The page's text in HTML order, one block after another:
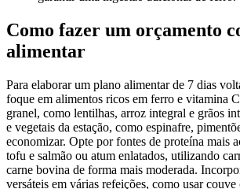
Como fazer um orçamento
alimentar
Para elaborar um plano alimentar de 7 dias
foque em alimentos ricos em ferro e vitamina
granel, como lentilhas, arroz integral e grãos
e vegetais da estação, como espinafre,
economizar. Opte por fontes de proteína mais
tofu e salmão ou atum enlatados, utilizando
carne bovina de forma mais moderada.
versáteis em várias refeições, como usar couve